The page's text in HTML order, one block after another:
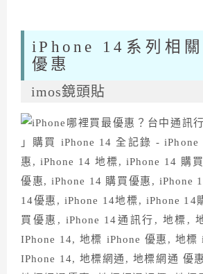
iPhone 14系列相
優惠
imos鏡頭貼